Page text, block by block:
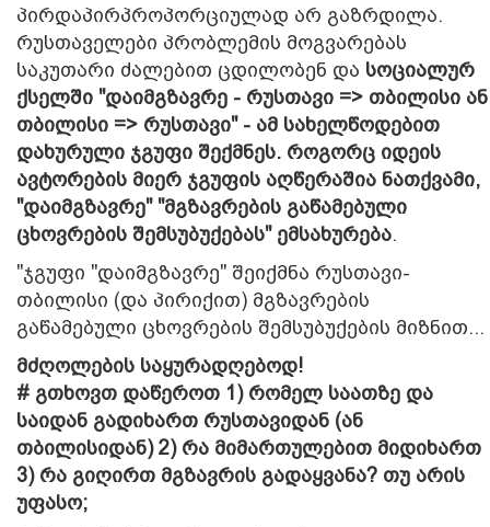
პირდაპირპროპორციულად არ გაზრდილა.
რუსთაველები პრობლემის მოგვარებას
საკუთარი ძალებით ცდილობენ და სოციალურ
ქსელში "დაიმგზავრე - რუსთავი => თბილისი ან
თბილისი => რუსთავი" - ამ სახელწოდებით
დახურული ჯგუფი შექმნეს. როგორც იდეის
ავტორების მიერ ჯგუფის აღწერაშია ნათქვამი,
"დაიმგზავრე" "მგზავრების გაწამებული
ცხოვრების შემსუბუქებას" ემსახურება.
"ჯგუფი "დაიმგზავრე" შეიქმნა რუსთავი-
თბილისი (და პირიქით) მგზავრების
გაწამებული ცხოვრების შემსუბუქების მიზნით...
მძღოლების საყურადღებოდ!
# გთხოვთ დაწეროთ 1) რომელ საათზე და
საიდან გადიხართ რუსთავიდან (ან
თბილისიდან) 2) რა მიმართულებით მიდიხართ
3) რა გიღირთ მგზავრის გადაყვანა? თუ არის
უფასო;